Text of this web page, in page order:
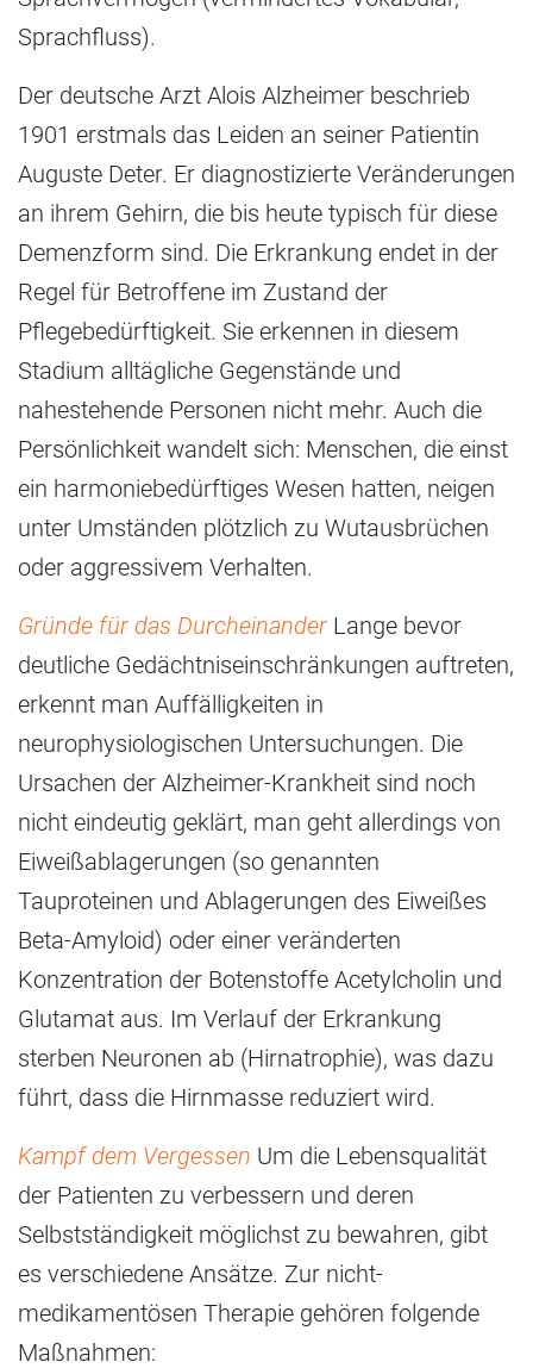
Sprachfluss).
Der deutsche Arzt Alois Alzheimer beschrieb
1901 erstmals das Leiden an seiner Patientin
Auguste Deter. Er diagnostizierte Veränderungen
an ihrem Gehirn, die bis heute typisch für diese
Demenzform sind. Die Erkrankung endet in der
Regel für Betroffene im Zustand der
Pflegebedürftigkeit. Sie erkennen in diesem
Stadium alltägliche Gegenstände und
nahestehende Personen nicht mehr. Auch die
Persönlichkeit wandelt sich: Menschen, die einst
ein harmoniebedürftiges Wesen hatten, neigen
unter Umständen plötzlich zu Wutausbrüchen
oder aggressivem Verhalten.
Gründe für das Durcheinander Lange bevor
deutliche Gedächtniseinschränkungen auftreten,
erkennt man Auffälligkeiten in
neurophysiologischen Untersuchungen. Die
Ursachen der Alzheimer-Krankheit sind noch
nicht eindeutig geklärt, man geht allerdings von
Eiweißablagerungen (so genannten
Tauproteinen und Ablagerungen des Eiweißes
Beta-Amyloid) oder einer veränderten
Konzentration der Botenstoffe Acetylcholin und
Glutamat aus. Im Verlauf der Erkrankung
sterben Neuronen ab (Hirnatrophie), was dazu
führt, dass die Hirnmasse reduziert wird.
Kampf dem Vergessen Um die Lebensqualität
der Patienten zu verbessern und deren
Selbstständigkeit möglichst zu bewahren, gibt
es verschiedene Ansätze. Zur nicht-
medikamentösen Therapie gehören folgende
Maßnahmen: